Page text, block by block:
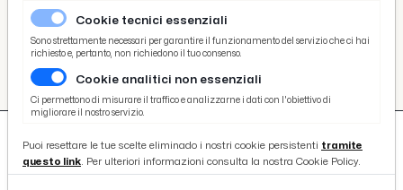
/ Picenotime
/ Salute
SALUTE
Cookie tecnici essenziali
Sono strettamente necessari per garantire il funzionamento del servizio che ci hai
richiesto e, pertanto, non richiedono il tuo consenso.
Cookie analitici non essenziali
Ci permettono di misurare il traffico e analizzarne i dati con l'obiettivo di
migliorare il nostro servizio.
Puoi resettare le tue scelte eliminado i nostri cookie persistenti tramite
questo link. Per ulteriori informazioni consulta la nostra Cookie Policy.
Basket
Ciclismo